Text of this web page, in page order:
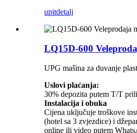
upitdetalj
LQ15D-600
UPG mašina za duvanje
Uslovi plaćanja:
30% depozita putem T/T
Instalacija i obuka
Cijena uključuje troškove
(hotel sa 3 zvjezdice) i
online ili video putem